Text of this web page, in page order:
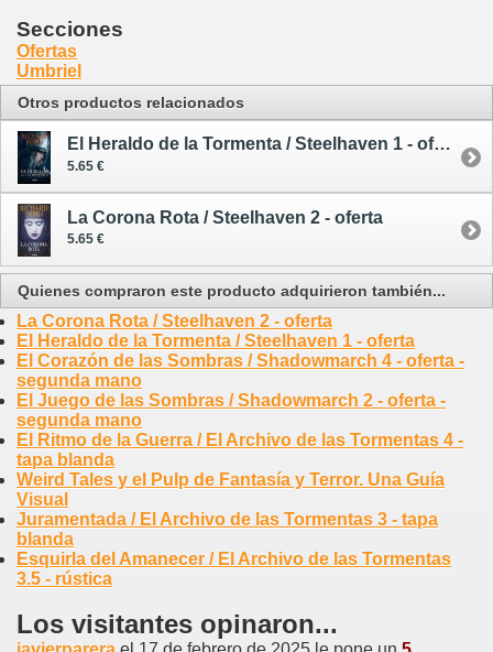
Secciones
Ofertas
Umbriel
Otros productos relacionados
El Heraldo de la Tormenta / Steelhaven 1 - oferta
5.65 €
La Corona Rota / Steelhaven 2 - oferta
5.65 €
Quienes compraron este producto adquirieron también...
La Corona Rota / Steelhaven 2 - oferta
El Heraldo de la Tormenta / Steelhaven 1 - oferta
El Corazón de las Sombras / Shadowmarch 4 - oferta -
segunda mano
El Juego de las Sombras / Shadowmarch 2 - oferta -
segunda mano
El Ritmo de la Guerra / El Archivo de las Tormentas 4 -
tapa blanda
Weird Tales y el Pulp de Fantasía y Terror. Una Guía
Visual
Juramentada / El Archivo de las Tormentas 3 - tapa
blanda
Esquirla del Amanecer / El Archivo de las Tormentas
3.5 - rústica
Los visitantes opinaron...